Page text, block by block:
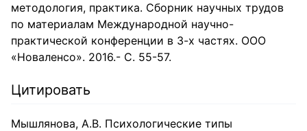
методология, практика. Сборник научных трудов
по материалам Международной научно-
практической конференции в 3-х частях. ООО
«Новаленсо». 2016.- С. 55-57.
Цитировать
Мышлянова, А.В. Психологические типы